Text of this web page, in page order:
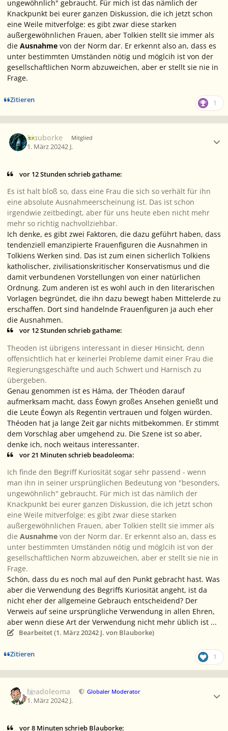
ungewöhnlich" gebraucht. Für mich ist das nämlich der
Knackpunkt bei eurer ganzen Diskussion, die ich jetzt schon
eine Weile mitverfolge: es gibt zwar diese starken
außergewöhnlichen Frauen, aber Tolkien stellt sie immer als
die Ausnahme von der Norm dar. Er erkennt also an, dass es
unter bestimmten Umständen nötig und möglcih ist von der
gesellschaftlichen Norm abzuweichen, aber er stellt sie nie in
Frage.
Zitieren 1
Blauborke Mitglied
1. März 20242 J.
vor 12 Stunden schrieb gathame:
Es ist halt bloß so, dass eine Frau die sich so verhält für ihn
eine absolute Ausnahmeerscheinung ist. Das ist schon
irgendwie zeitbedingt, aber für uns heute eben nicht mehr
mehr so richtig nachvollziehbar.
Ich denke, es gibt zwei Faktoren, die dazu geführt haben, dass
tendenziell emanzipierte Frauenfiguren die Ausnahmen in
Tolkiens Werken sind. Das ist zum einen sicherlich Tolkiens
katholischer, zivilisationskritischer Konservatismus und die
damit verbundenen Vorstellungen von einer natürlichen
Ordnung. Zum anderen ist es wohl auch in den literarischen
Vorlagen begründet, die ihn dazu bewegt haben Mittelerde zu
erschaffen. Dort sind handelnde Frauenfiguren ja auch eher
die Ausnahmen.
vor 12 Stunden schrieb gathame:
Theoden ist übrigens interessant in dieser Hinsicht, denn
offensichtlich hat er keinerlei Probleme damit einer Frau die
Regierungsgeschäfte und auch Schwert und Harnisch zu
übergeben.
Genau genommen ist es Háma, der Théoden darauf
aufmerksam macht, dass Éowyn großes Ansehen genießt und
die Leute Éowyn als Regentin vertrauen und folgen würden.
Théoden hat ja lange Zeit gar nichts mitbekommen. Er stimmt
dem Vorschlag aber umgehend zu. Die Szene ist so aber,
denke ich, noch weitaus interessanter.
vor 21 Minuten schrieb beadoleoma:
Ich finde den Begriff Kuriosität sogar sehr passend - wenn
man ihn in seiner ursprünglichen Bedeutung von "besonders,
ungewöhnlich" gebraucht. Für mich ist das nämlich der
Knackpunkt bei eurer ganzen Diskussion, die ich jetzt schon
eine Weile mitverfolge: es gibt zwar diese starken
außergewöhnlichen Frauen, aber Tolkien stellt sie immer als
die Ausnahme von der Norm dar. Er erkennt also an, dass es
unter bestimmten Umständen nötig und möglcih ist von der
gesellschaftlichen Norm abzuweichen, aber er stellt sie nie in
Frage.
Schön, dass du es noch mal auf den Punkt gebracht hast. Was
aber die Verwendung des Begriffs Kuriosität angeht, ist da
nicht eher der allgemeine Gebrauch entscheidend? Der
Verweis auf seine ursprüngliche Verwendung in allen Ehren,
aber wenn diese Art der Verwendung nicht mehr üblich ist ...
Bearbeitet (1. März 20242 J. von Blauborke)
Zitieren 1
beadoleoma Globaler Moderator
1. März 20242 J.
vor 8 Minuten schrieb Blauborke: